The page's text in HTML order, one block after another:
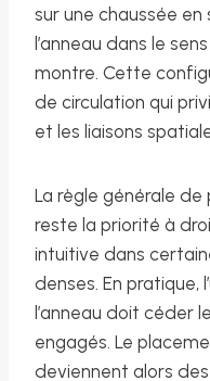
sur une chaussée
l’anneau dans le
montre. Cette
de circulation qui
et les liaisons
La règle générale
reste la priorité à
intuitive dans
denses. En pratique,
l’anneau doit céder
engagés. Le
deviennent alors